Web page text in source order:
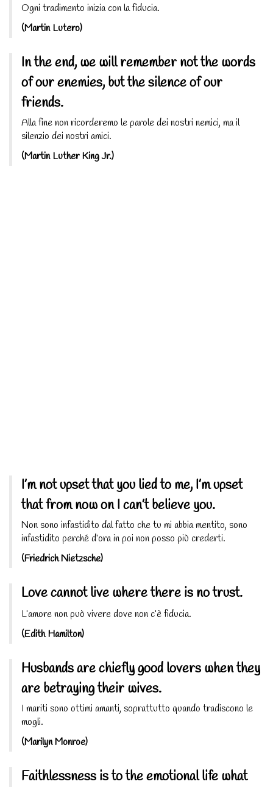
Ogni tradimento inizia con la fiducia.
(Martin Lutero)
In the end, we will remember not the words
of our enemies, but the silence of our
friends.
Alla fine non ricorderemo le parole dei nostri nemici, ma il
silenzio dei nostri amici.
(Martin Luther King Jr.)
I’m not upset that you lied to me, I’m upset
that from now on I can’t believe you.
Non sono infastidito dal fatto che tu mi abbia mentito, sono
infastidito perché d’ora in poi non posso più crederti.
(Friedrich Nietzsche)
Love cannot live where there is no trust.
L’amore non può vivere dove non c’è fiducia.
(Edith Hamilton)
Husbands are chiefly good lovers when they
are betraying their wives.
I mariti sono ottimi amanti, soprattutto quando tradiscono le
mogli.
(Marilyn Monroe)
Faithlessness is to the emotional life what